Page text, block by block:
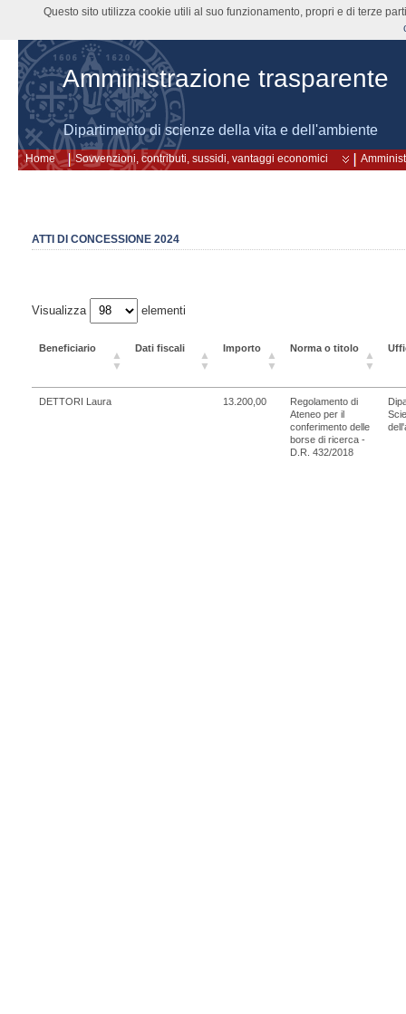
Amministrazione trasparente
Dipartimento di scienze della vita e dell'ambiente
Home Sovvenzioni, contributi, sussidi, vantaggi economici
ATTI DI CONCESSIONE 2024
Visualizza elementi
Beneficiario Dati fiscali Importo Norma o titolo
DETTORI Laura 13.200,00
Regolamento di
Ateneo per il
conferimento delle
borse di ricerca -
D.R. 432/2018
Questo sito utilizza cookie utili al suo funzionamento, propri e di terze